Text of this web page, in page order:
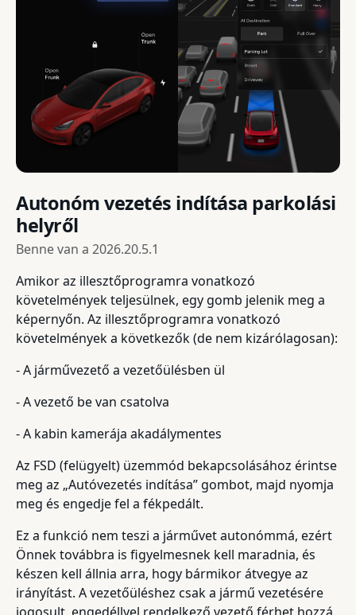
Autonóm vezetés indítása parkolási
helyről
Benne van a 2026.20.5.1
Amikor az illesztőprogramra vonatkozó
követelmények teljesülnek, egy gomb jelenik meg a
képernyőn. Az illesztőprogramra vonatkozó
követelmények a következők (de nem kizárólagosan):
- A járművezető a vezetőülésben ül
- A vezető be van csatolva
- A kabin kamerája akadálymentes
Az FSD (felügyelt) üzemmód bekapcsolásához érintse
meg az „Autóvezetés indítása” gombot, majd nyomja
meg és engedje fel a fékpedált.
Ez a funkció nem teszi a járművet autonómmá, ezért
Önnek továbbra is figyelmesnek kell maradnia, és
készen kell állnia arra, hogy bármikor átvegye az
irányítást. A vezetőüléshez csak a jármű vezetésére